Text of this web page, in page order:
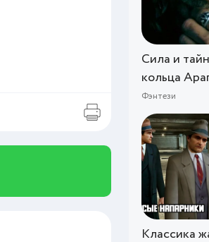
Сила и
кольца
Фэнтези
Классика